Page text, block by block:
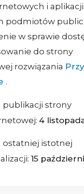
i aplikacji
podmiotów
w sprawie
do strony
rozwiązania
.
publikacji strony
4
ostatniej istotnej
15